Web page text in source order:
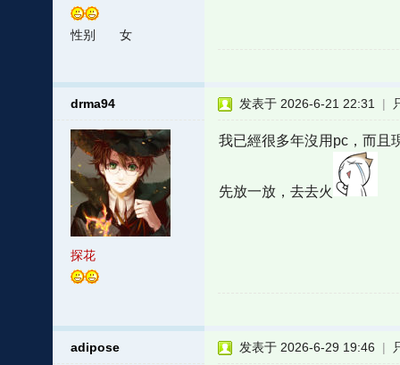
性别 女
drma94
探花
发表于 2026-6-21 22:31 |
我已經很多年沒用pc，而且
先放一放，去去火
adipose 发表于 2026-6-29 19:46 |